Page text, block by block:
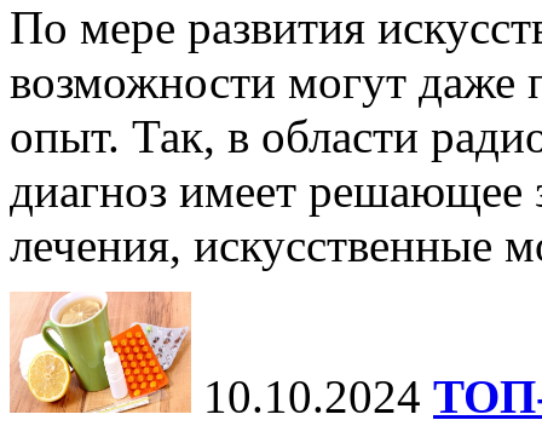
По мере развития
возможности могут даже
опыт. Так, в области
диагноз имеет решающее
лечения, искусственные
10.10.2024 ТОП-